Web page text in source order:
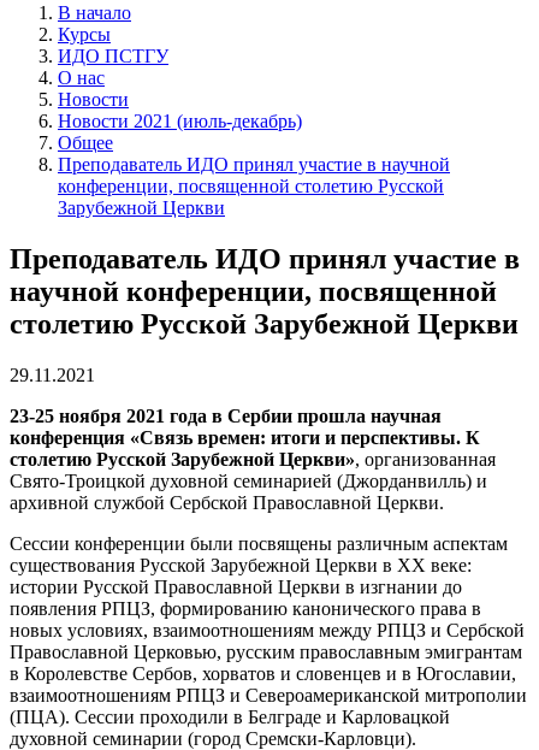
В начало
Курсы
ИДО ПСТГУ
О нас
Новости
Новости 2021 (июль-декабрь)
Общее
Преподаватель ИДО принял участие в научной
конференции, посвященной столетию Русской
Зарубежной Церкви
Преподаватель ИДО принял участие в
научной конференции, посвященной
столетию Русской Зарубежной Церкви
29.11.2021
23-25 ноября 2021 года в Сербии прошла научная
конференция «Связь времен: итоги и перспективы. К
столетию Русской Зарубежной Церкви», организованная
Свято-Троицкой духовной семинарией (Джорданвилль) и
архивной службой Сербской Православной Церкви.
Сессии конференции были посвящены различным аспектам
существования Русской Зарубежной Церкви в XX веке:
истории Русской Православной Церкви в изгнании до
появления РПЦЗ, формированию канонического права в
новых условиях, взаимоотношениям между РПЦЗ и Сербской
Православной Церковью, русским православным эмигрантам
в Королевстве Сербов, хорватов и словенцев и в Югославии,
взаимоотношениям РПЦЗ и Североамериканской митрополии
(ПЦА). Сессии проходили в Белграде и Карловацкой
духовной семинарии (город Сремски-Карловци).